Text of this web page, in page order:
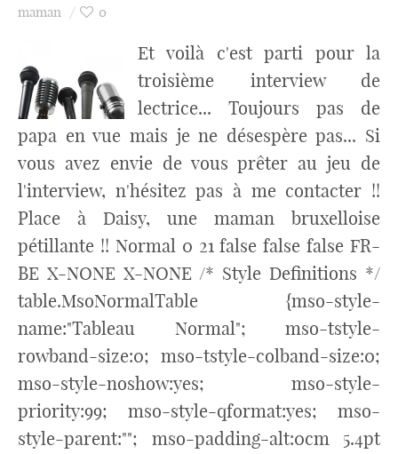
maman
0
Et voilà c'est parti pour la
troisième interview de
lectrice... Toujours pas de
papa en vue mais je ne désespère pas... Si
vous avez envie de vous prêter au jeu de
l'interview, n'hésitez pas à me contacter !!
Place à Daisy, une maman bruxelloise
pétillante !! Normal 0 21 false false false FR-
BE X-NONE X-NONE /* Style Definitions */
table.MsoNormalTable {mso-style-
name:"Tableau Normal"; mso-tstyle-
rowband-size:0; mso-tstyle-colband-size:0;
mso-style-noshow:yes; mso-style-
priority:99; mso-style-qformat:yes; mso-
style-parent:""; mso-padding-alt:0cm 5.4pt